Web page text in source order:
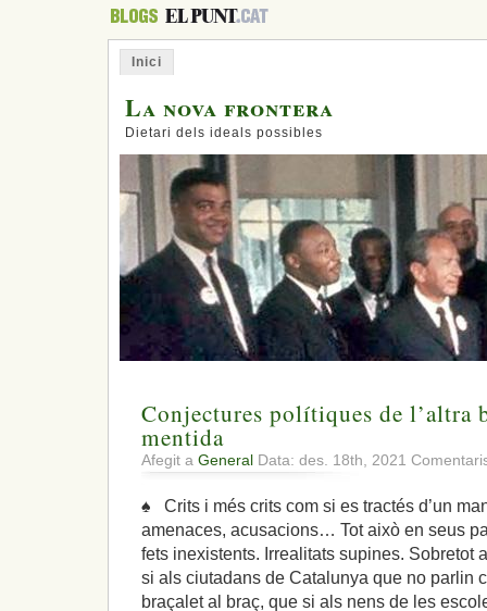
Inici
La nova frontera
Dietari dels ideals possibles
Conjectures polítiques de l’altra
mentida
Afegit a General Data: des. 18th, 2021
♠ Crits i més crits com si es tractés d’un
amenaces, acusacions… Tot això en seus
fets inexistents. Irrealitats supines. Sobretot
si als ciutadans de Catalunya que no parlin
braçalet al braç, que si als nens de les